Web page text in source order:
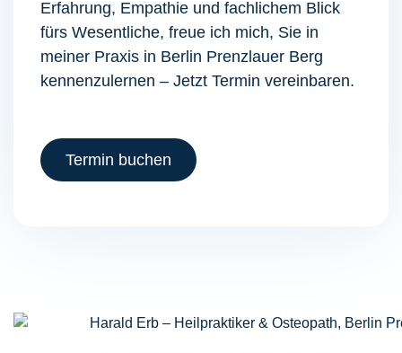
Erfahrung, Empathie und fachlichem Blick
fürs Wesentliche, freue ich mich, Sie in
meiner Praxis in Berlin Prenzlauer Berg
kennenzulernen – Jetzt Termin vereinbaren.
Termin buchen